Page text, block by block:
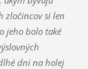
zločincov si len
jeho bolo také
dni na holej